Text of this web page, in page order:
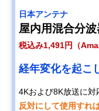
日本アンテナ
屋内用混合分
税込み1,491円（
経年変化を起こ
4Kおよび8K放送に対
反対にして使用すれ